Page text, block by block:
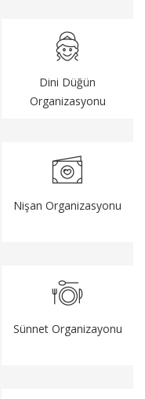
Dini Düğün
Organizasyonu
Nişan Organizasyonu
Sünnet Organizayonu